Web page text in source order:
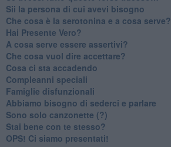
​Sii la persona di cui avevi bisogno
Che cosa è la serotonina e a cosa serve?
​Hai Presente Vero?
A cosa serve essere assertivi?
​Che cosa vuol dire accettare?
​Cosa ci sta accadendo
​Compleanni speciali
​Famiglie disfunzionali
​Abbiamo bisogno di sederci e parlare
Sono solo canzonette (?)
​Stai bene con te stesso?
​OPS! Ci siamo presentati!